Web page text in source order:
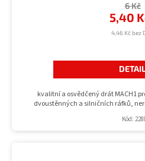
4,46 Kč bez
5,40
6 Kč
kvalitní a osvědčený drát MACH1
dvoustěnných a silničních ráfků,
Kód: